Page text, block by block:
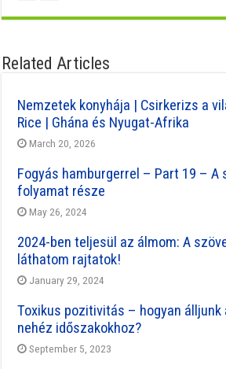
Related Articles
Nemzetek konyhája | Csirkerizs a
Rice | Ghána és Nyugat-Afrika
March 20, 2026
Fogyás hamburgerrel – Part 19 – A
folyamat része
May 26, 2024
2024-ben teljesül az álmom: A
láthatom rajtatok!
January 29, 2024
Toxikus pozitivitás – hogyan álljunk
nehéz időszakokhoz?
September 5, 2023